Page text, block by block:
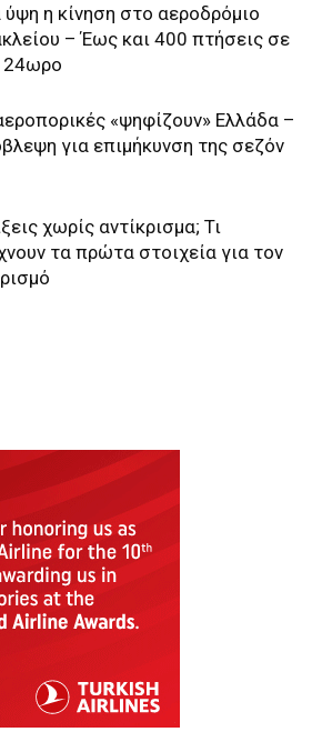
ύψη η κίνηση στο αεροδρόμιο
– Έως και 400 πτήσεις σε
24ωρο
«ψηφίζουν» Ελλάδα –
για επιμήκυνση της σεζόν
χωρίς αντίκρισμα; Τι
τα πρώτα στοιχεία για τον